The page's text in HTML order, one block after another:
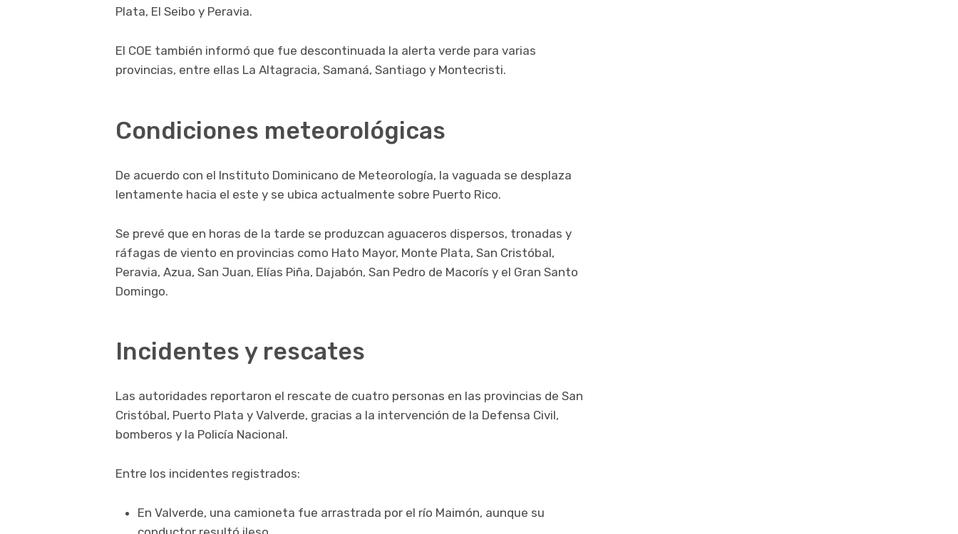
Plata, El Seibo y Peravia.
El COE también informó que fue descontinuada la alerta verde para varias
provincias, entre ellas La Altagracia, Samaná, Santiago y Montecristi.
Condiciones meteorológicas
De acuerdo con el Instituto Dominicano de Meteorología, la vaguada se desplaza
lentamente hacia el este y se ubica actualmente sobre Puerto Rico.
Se prevé que en horas de la tarde se produzcan aguaceros dispersos, tronadas y
ráfagas de viento en provincias como Hato Mayor, Monte Plata, San Cristóbal,
Peravia, Azua, San Juan, Elías Piña, Dajabón, San Pedro de Macorís y el Gran Santo
Domingo.
Incidentes y rescates
Las autoridades reportaron el rescate de cuatro personas en las provincias de San
Cristóbal, Puerto Plata y Valverde, gracias a la intervención de la Defensa Civil,
bomberos y la Policía Nacional.
Entre los incidentes registrados:
En Valverde, una camioneta fue arrastrada por el río Maimón, aunque su